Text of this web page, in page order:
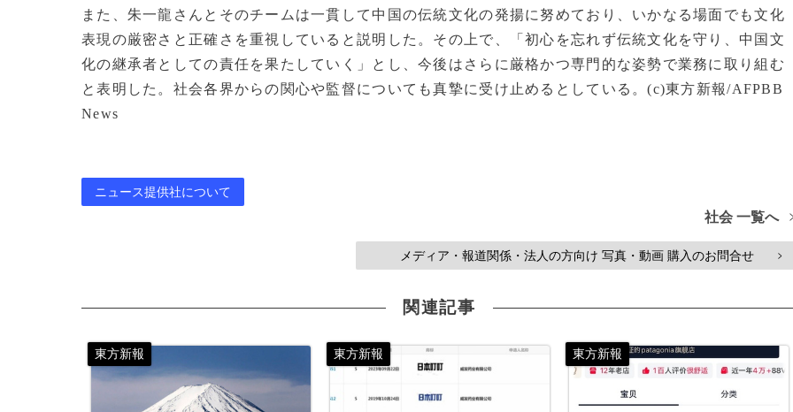
また、朱一龍さんとそのチームは一貫して中国の伝統文化の発揚に努めており、いかなる場面でも文化
表現の厳密さと正確さを重視していると説明した。その上で、「初心を忘れず伝統文化を守り、中国文
化の継承者としての責任を果たしていく」とし、今後はさらに厳格かつ専門的な姿勢で業務に取り組む
と表明した。社会各界からの関心や監督についても真摯に受け止めるとしている。(c)東方新報/AFPBB
News
ニュース提供社について
社会 一覧へ
メディア・報道関係・法人の方向け 写真・動画 購入のお問合せ >
関連記事